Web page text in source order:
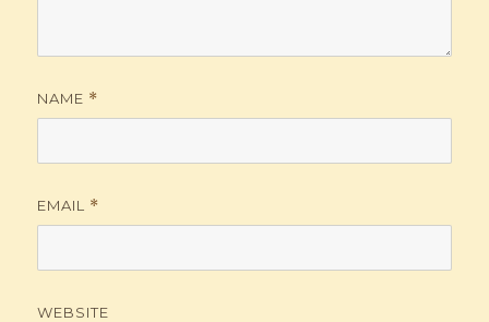
NAME *
EMAIL *
WEBSITE